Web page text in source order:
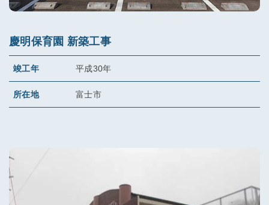
慶明保育園 新築工事
竣工年 平成30年
所在地 富士市